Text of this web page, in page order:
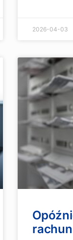
2026-04-03